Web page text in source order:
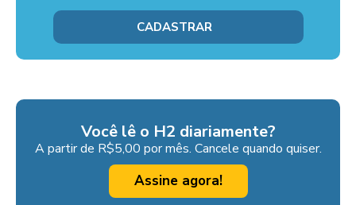
Você lê o H2 diariamente?
A partir de R$5,00 por mês. Cancele quando quiser.
Assine agora!